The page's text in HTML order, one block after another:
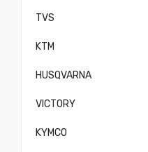
TVS
KTM
HUSQVARNA
VICTORY
KYMCO